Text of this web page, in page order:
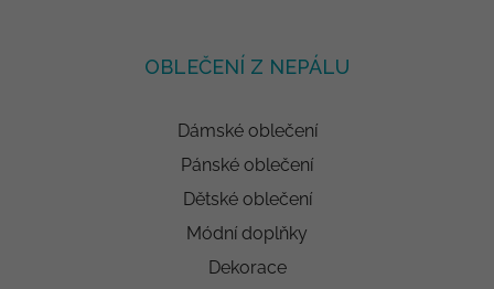
OBLEČENÍ Z NEPÁLU
Dámské oblečení
Pánské oblečení
Dětské oblečení
Módní doplňky
Dekorace